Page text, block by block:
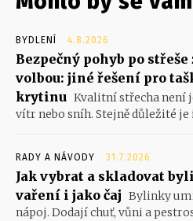
BYDLENÍ 4.8.2026
Bezpečný pohyb po
volbou: jiné řešení pro
krytinu Kvalitní střecha není
vítr nebo sníh. Stejně důležité je
RADY A NÁVODY 31.7.2026
Jak vybrat a skladovat
vaření i jako čaj Bylinky
nápoj. Dodají chuť, vůni a